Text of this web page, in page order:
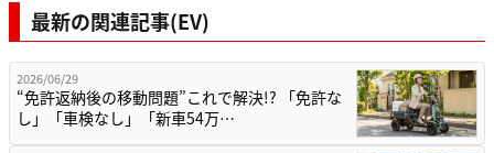
最新の関連記事(EV)
2026/06/29
“免許返納後の移動問題”これで解決!? 「免許な
し」「車検なし」「新車54万…